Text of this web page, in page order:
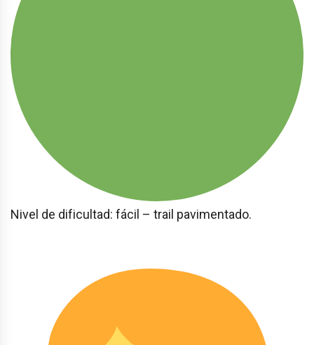
Nivel de dificultad: fácil – trail pavimentado.